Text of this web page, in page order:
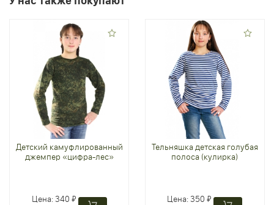
Детский камуфлированный
джемпер «цифра-лес»
Цена:340 ₽
Тельняшка детская голубая
полоса (кулирка)
Цена:350 ₽